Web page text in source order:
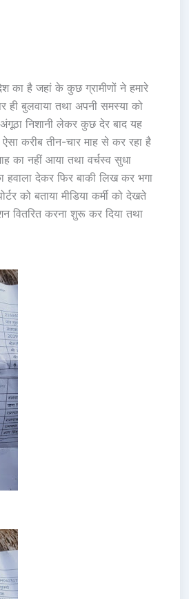
का है जहां के कुछ ग्रामीणों ने हमारे
ही बुलवाया तथा अपनी समस्या को
निशानी लेकर कुछ देर बाद यह
करीब तीन-चार माह से कर रहा है
का नहीं आया तथा वर्चस्व सुधा
हवाला देकर फिर बाकी लिख कर भगा
को बताया मीडिया कर्मी को देखते
वितरित करना शुरू कर दिया तथा